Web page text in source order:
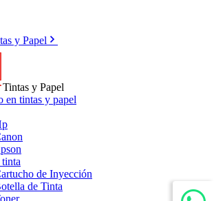
y Papel
Tintas y Papel
en tintas y papel
de Inyección
de Tinta